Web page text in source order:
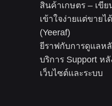
สินค้าเกษตร – เขีย
เข้าใจง่ายแต่ขายไ
(Yeeraf)
ยีราฟกับการดูแลหลั
บริการ Support ห
เว็บไซต์และระบบ